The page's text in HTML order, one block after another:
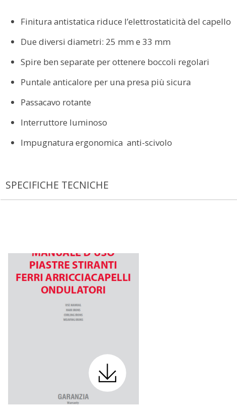
Finitura antistatica riduce l’elettrostaticità del capello
Due diversi diametri: 25 mm e 33 mm
Spire ben separate per ottenere boccoli regolari
Puntale anticalore per una presa più sicura
Passacavo rotante
Interruttore luminoso
Impugnatura ergonomica anti-scivolo
SPECIFICHE TECNICHE